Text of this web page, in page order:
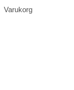
Varukorg